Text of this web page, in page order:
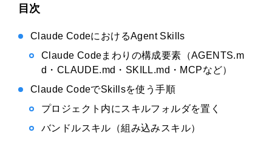
目次
Claude CodeにおけるAgent Skills
Claude Codeまわりの構成要素（AGENTS.m
d・CLAUDE.md・SKILL.md・MCPなど）
Claude CodeでSkillsを使う手順
プロジェクト内にスキルフォルダを置く
バンドルスキル（組み込みスキル）